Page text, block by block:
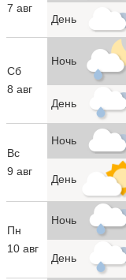
7 авг
День
Сб
8 авг
Ночь
День
Вс
9 авг
Ночь
День
Пн
10 авг
Ночь
День